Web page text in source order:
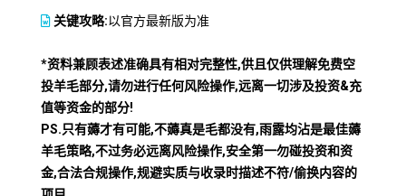
关键攻略:以官方最新版为准
*资料兼顾表述准确具有相对完整性,供且仅供理解免费空
投羊毛部分,请勿进行任何风险操作,远离一切涉及投资&充
值等资金的部分!
PS.只有薅才有可能,不薅真是毛都没有,雨露均沾是最佳薅
羊毛策略,不过务必远离风险操作,安全第一勿碰投资和资
金,合法合规操作,规避实质与收录时描述不符/偷换内容的